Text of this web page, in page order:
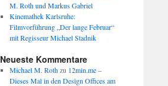
M. Roth und Markus Gabriel
Kinemathek Karlsruhe:
Filmvorführung „Der lange Februar“
mit Regisseur Michael Stadnik
Neueste Kommentare
Michael M. Rothzu 12min.me –
Dieses Mal in den Design Offices am